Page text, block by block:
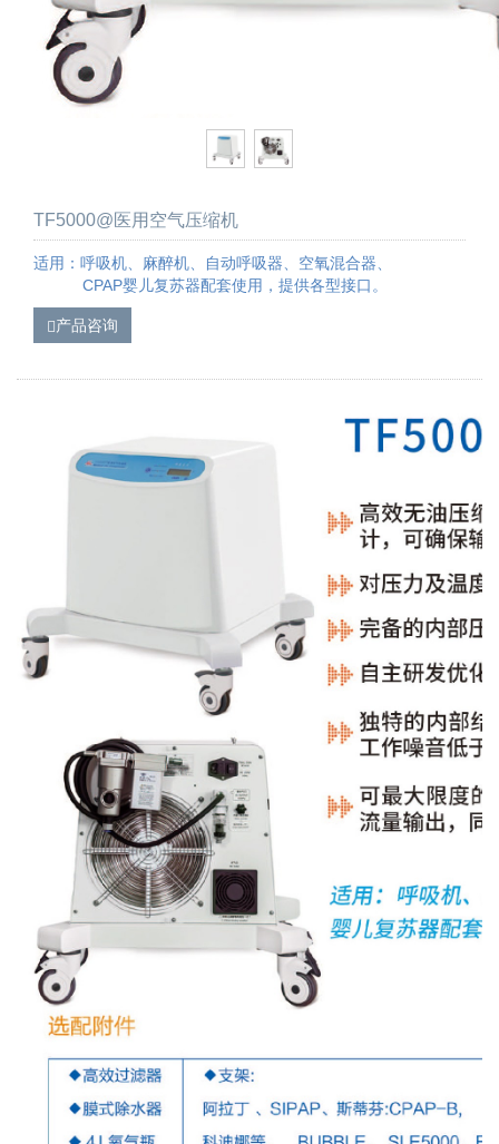
TF5000@医用空气压缩机
适用：呼吸机、麻醉机、自动呼吸器、空氧混合器、
CPAP婴儿复苏器配套使用，提供各型接口。
产品咨询